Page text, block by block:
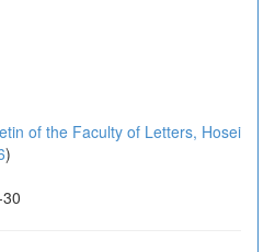
of the Faculty of Letters, Hosei
)